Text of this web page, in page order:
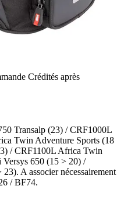
Crédités après
Transalp (23) / CRF1000L
Twin Adventure Sports (18
/ CRF1100L Africa Twin
650 (15 > 20) /
A associer nécessairement
/ BF74.